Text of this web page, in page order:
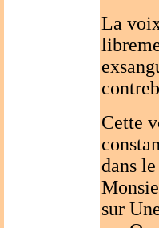
La
Cette
dans
sur